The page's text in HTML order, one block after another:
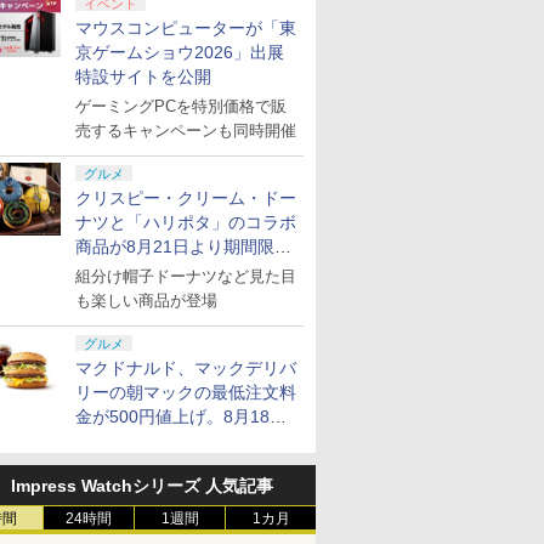
イベント
マウスコンピューターが「東
京ゲームショウ2026」出展
特設サイトを公開
ゲーミングPCを特別価格で販
売するキャンペーンも同時開催
グルメ
クリスピー・クリーム・ドー
ナツと「ハリポタ」のコラボ
商品が8月21日より期間限定
で発売
組分け帽子ドーナツなど見た目
も楽しい商品が登場
グルメ
マクドナルド、マックデリバ
リーの朝マックの最低注文料
金が500円値上げ。8月18日
Impress Watchシリーズ 人気記事
24時間 1週間 1カ月